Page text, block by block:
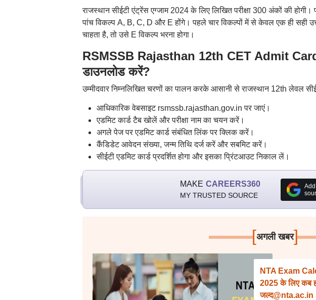
राजस्थान सीईटी एंट्रेंस एग्जाम 2024 के लिए लिखित परीक्षा 300 अंकों की
पांच विकल्प A, B, C, D और E होंगे। पहले चार विकल्पों में से केवल एक ही सही
चाहता है, तो उसे E विकल्प भरना होगा।
RSMSSB Rajasthan 12th CET Admit Card
डाउनलोड करें?
उम्मीदवार निम्नलिखित चरणों का पालन करके आसानी से राजस्थान 12th लेवल
आधिकारिक वेबसाइट rsmssb.rajasthan.gov.in पर जाएं।
एडमिट कार्ड टैब खोलें और परीक्षा नाम का चयन करें।
अगले पेज पर एडमिट कार्ड संबंधित लिंक पर क्लिक करें।
कैंडिडेट आवेदन संख्या, जन्म तिथि दर्ज करें और सबमिट करें।
सीईटी एडमिट कार्ड प्रदर्शित होगा और इसका प्रिंटआउट निकाल लें।
MAKE CAREERS360
MY TRUSTED SOURCE
[अगली खबर]
NTA Exam
2025 के लिए कब
जल्द@nta.ac.in